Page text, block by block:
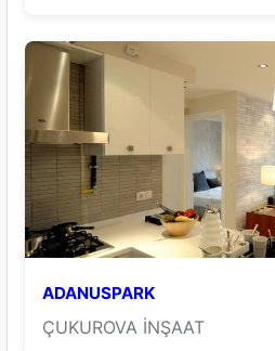
ADANUSPARK
ÇUKUROVA İNŞAAT